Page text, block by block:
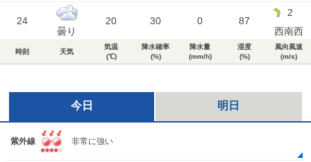
24
曇り
20 30 0 87
2
西南西
時刻 天気
気温
(℃)
降水確率
(%)
降水量
(mm/h)
湿度
(%)
風向風速
(m/s)
今日 明日
紫外線 非常に強い